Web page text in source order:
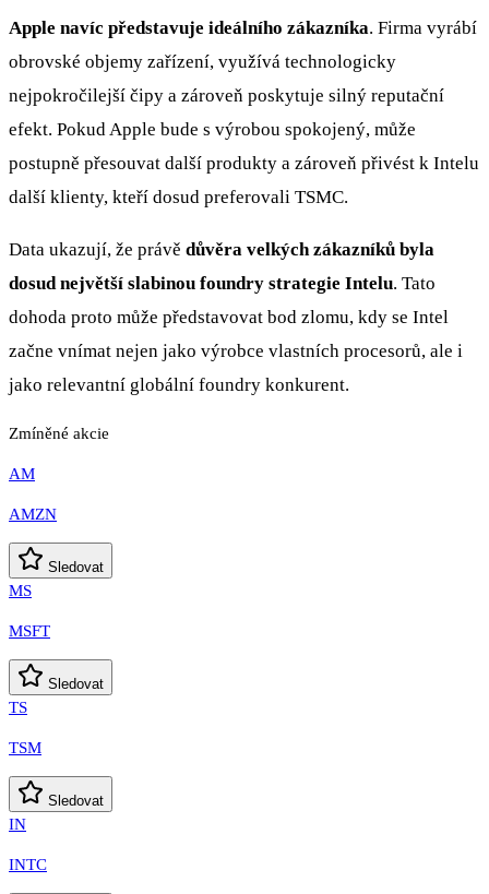
Apple navíc představuje ideálního zákazníka. Firma vyrábí
obrovské objemy zařízení, využívá technologicky
nejpokročilejší čipy a zároveň poskytuje silný reputační
efekt. Pokud Apple bude s výrobou spokojený, může
postupně přesouvat další produkty a zároveň přivést k Intelu
další klienty, kteří dosud preferovali TSMC.
Data ukazují, že právě důvěra velkých zákazníků byla
dosud největší slabinou foundry strategie Intelu. Tato
dohoda proto může představovat bod zlomu, kdy se Intel
začne vnímat nejen jako výrobce vlastních procesorů, ale i
jako relevantní globální foundry konkurent.
Zmíněné akcie
AM
AMZN
Sledovat
MS
MSFT
Sledovat
TS
TSM
Sledovat
IN
INTC